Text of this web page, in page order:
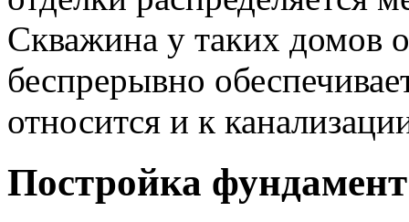
Скважина у таких домов
беспрерывно
относится и к
Постройка